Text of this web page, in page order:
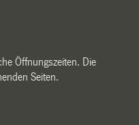
Öffnungszeiten. Die
Seiten.